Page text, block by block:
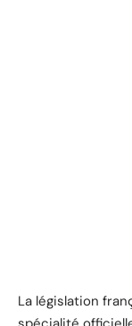
La législation